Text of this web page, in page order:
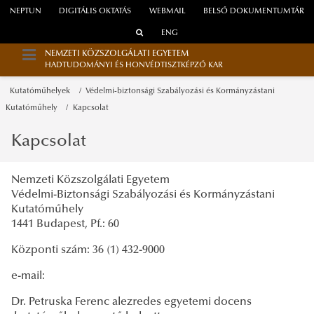
WEBMAIL
NEPTUN DIGITÁLIS OKTATÁS BELSŐ DOKUMENTUMTÁR
ENG
NEMZETI KÖZSZOLGÁLATI EGYETEM
HADTUDOMÁNYI ÉS HONVÉDTISZTKÉPZŐ KAR
Kutatóműhelyek Védelmi-biztonsági Szabályozási és Kormányzástani
Kutatóműhely Kapcsolat
Kapcsolat
Nemzeti Közszolgálati Egyetem
Védelmi-Biztonsági Szabályozási és Kormányzástani
Kutatóműhely
1441 Budapest, Pf.: 60
Központi szám: 36 (1) 432-9000
e-mail:
Dr. Petruska Ferenc alezredes egyetemi docens